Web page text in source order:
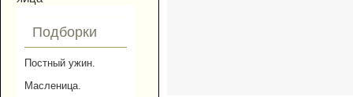
Подборки
Постный ужин.
Масленица.